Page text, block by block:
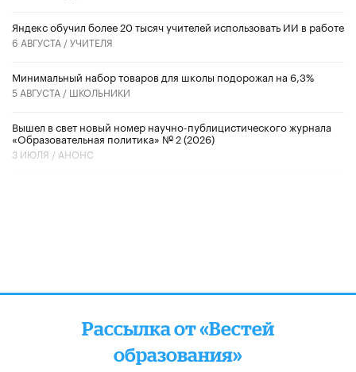
​Яндекс обучил более 20 тысяч учителей использовать ИИ в работе
6 АВГУСТА /УЧИТЕЛЯ
Минимальный набор товаров для школы подорожал на 6,3%
5 АВГУСТА / ШКОЛЬНИКИ
Вышел в свет новый номер научно-публицистического журнала
«Образовательная политика» № 2 (2026)
3 ИЮЛЯ / АНОНС
Рассылка от «Вестей
образования»